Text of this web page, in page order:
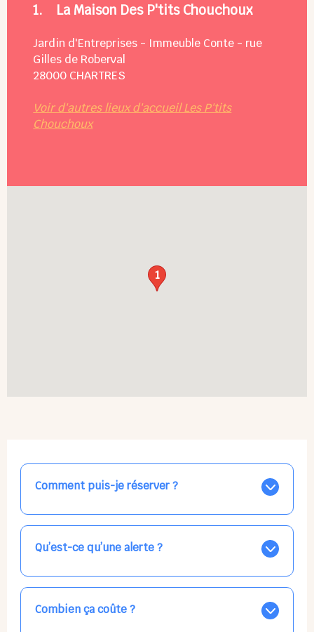
1. La Maison Des P'tits Chouchoux
Jardin d'Entreprises - Immeuble Conte - rue
Gilles de Roberval
28000 CHARTRES
Voir d'autres lieux d'accueil Les P'tits
Chouchoux
1
Comment puis-je réserver ?
Nos places libres au quotidien sont affichées jour par
jour dans le calendrier ci-dessus, EN BLEU. Tapez sur
celle qui vous intéresse, choisissez vos horaires, et la
confirmation est immédiate ! Vos accueils
Qu’est-ce qu’une alerte ?
Vous avez besoin d'une solution d'accueil pour une
date précise, ou pour un jour régulier dans la semaine,
mais les places disponibles EN BLEU ne correspondent
pas ? Créez une alerte ponctuelle ou récurrente, ainsi
Combien ça coûte ?